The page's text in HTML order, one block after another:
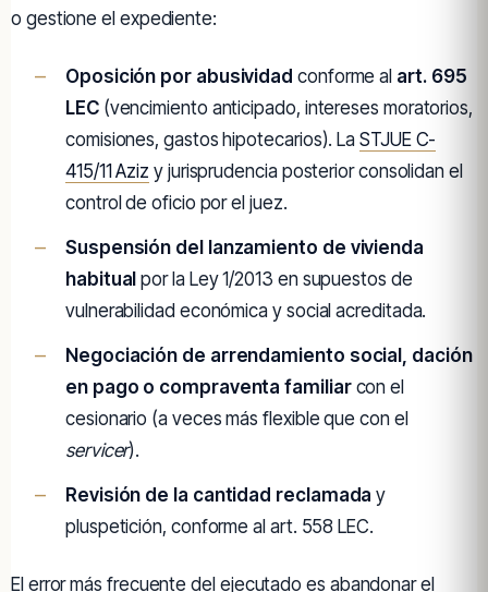
o gestione el expediente:
Oposición por abusividad conforme al art. 695
LEC(vencimiento anticipado, intereses moratorios,
comisiones, gastos hipotecarios). LaSTJUE C-
415/11 Aziz y jurisprudencia posterior consolidan el
control de oficio por el juez.
Suspensión del lanzamiento de vivienda
habitual por la Ley 1/2013 en supuestos de
vulnerabilidad económica y social acreditada.
Negociación de arrendamiento social, dación
en pago o compraventa familiarcon el
cesionario (a veces más flexible que con el
servicer).
Revisión de la cantidad reclamada y
pluspetición, conforme al art. 558 LEC.
El error más frecuente del ejecutado es abandonar el